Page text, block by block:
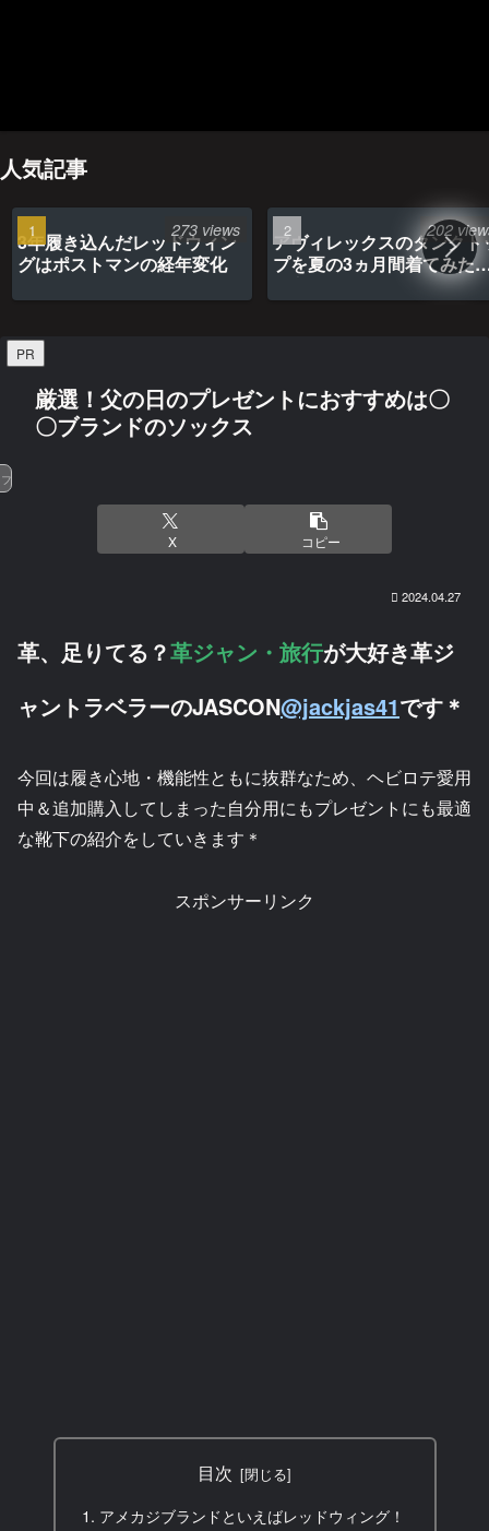
人気記事
3年履き込んだレッドウィン
グはポストマンの経年変化
273 views
アヴィレックスのタンクト
プを夏の3ヵ月間着てみた
202
PR
厳選！父の日のプレゼントにおすすめは〇
〇ブランドのソックス
ファッション
X コピー
2024.04.27
革、足りてる？革ジャン・旅行が大好き革ジ
ャントラベラーのJASCON@jackjas41です＊
今回は履き心地・機能性ともに抜群なため、ヘビロテ愛用
中＆追加購入してしまった自分用にもプレゼントにも最適
な靴下の紹介をしていきます＊
スポンサーリンク
目次
アメカジブランドといえばレッドウィング！